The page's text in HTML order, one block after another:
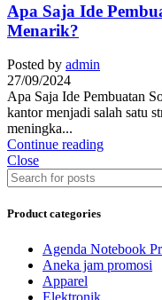
Apa Saja Ide
Menarik?
Posted by admin
27/09/2024
Apa Saja Ide Pembuatan
kantor menjadi salah satu
meningka...
Continue reading
Close
Product categories
Agenda Notebook
Aneka jam promosi
Apparel
Elektronik